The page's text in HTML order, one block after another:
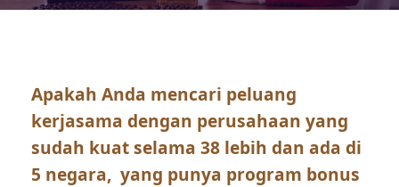
Apakah Anda mencari peluang
kerjasama dengan perusahaan yang
sudah kuat selama 38 lebih dan ada di
5 negara, yang punya program bonus